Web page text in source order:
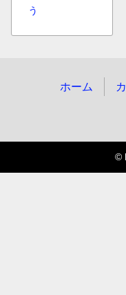
う
ホーム
©